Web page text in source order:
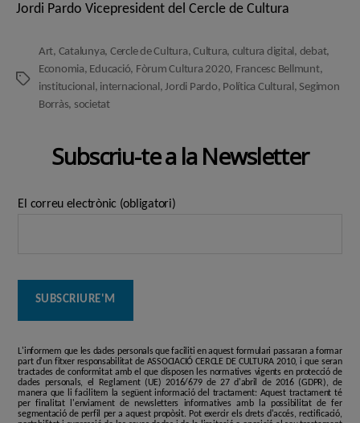
Jordi Pardo Vicepresident del Cercle de Cultura
Etiquetes
Art, Catalunya, Cercle de Cultura,Cultura, cultura digital , debat,
Economia, Educació, Fòrum Cultura 2020, Francesc Bellmunt,
institucional , internacional ,Jordi Pardo, Política Cultural , Segimon
Borràs, societat
Subscriu-te a la Newsletter
El correu electrònic (obligatori)
L'informem que les dades personals que faciliti en aquest formulari passaran a formar
part d'un fitxer responsabilitat de ASSOCIACIÓ CERCLE DE CULTURA 2010, i que seran
tractades de conformitat amb el que disposen les normatives vigents en protecció de
dades personals, el Reglament (UE) 2016/679 de 27 d'abril de 2016 (GDPR), de
manera que li facilitem la següent informació del tractament: Aquest tractament té
per finalitat l'enviament de newsletters informatives amb la possibilitat de fer
segmentació de perfil per a aquest propòsit. Pot exercir els drets d'accés, rectificació,